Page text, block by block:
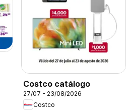
Costco catálogo
27/07 - 23/08/2026
Costco